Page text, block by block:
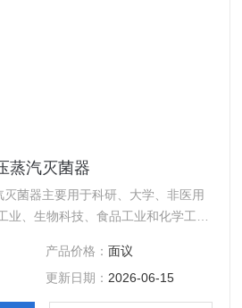
蒸汽灭菌器
菌器主要用于科研、大学、非医用
业、生物科技、食品工业和化学工业
的灭菌、保温。
产品价格： 面议
更新日期： 2026-06-15